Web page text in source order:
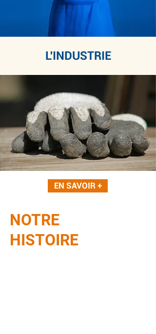
L'INDUSTRIE
EN SAVOIR +
NOTRE
HISTOIRE